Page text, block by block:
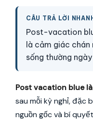
CÂU TRẢ LỜI
Post-vacation
là cảm giác
sống thường
Post vacation blue
sau mỗi kỳ nghỉ, đặc
nguồn gốc và bí